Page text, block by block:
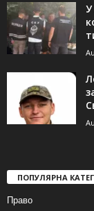
У
ПОПУЛЯРНА
Право